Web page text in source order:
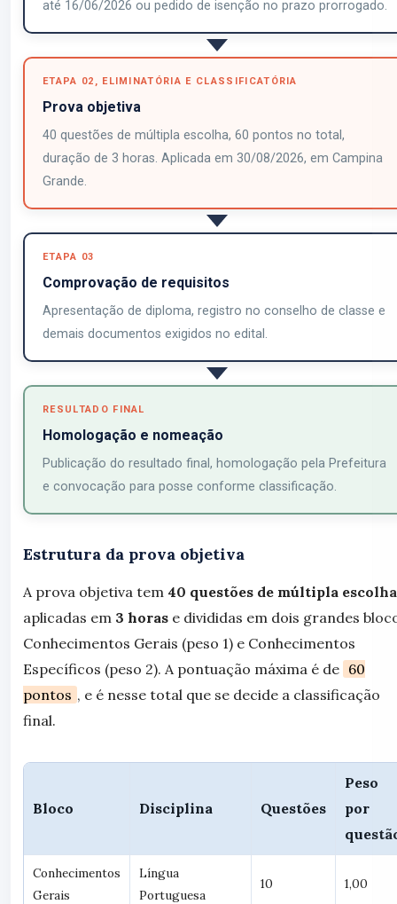
até 16/06/2026 ou pedido de isenção no prazo prorrogado.
ETAPA 02, ELIMINATÓRIA E CLASSIFICATÓRIA
Prova objetiva
40 questões de múltipla escolha, 60 pontos no total,
duração de 3 horas. Aplicada em 30/08/2026, em Campina
Grande.
ETAPA 03
Comprovação de requisitos
Apresentação de diploma, registro no conselho de classe e
demais documentos exigidos no edital.
RESULTADO FINAL
Homologação e nomeação
Publicação do resultado final, homologação pela Prefeitura
e convocação para posse conforme classificação.
Estrutura da prova objetiva
A prova objetiva tem 40 questões de múltipla escolha
aplicadas em 3 horas e divididas em dois grandes
Conhecimentos Gerais (peso 1) e Conhecimentos
Específicos (peso 2). A pontuação máxima é de 60
pontos , e é nesse total que se decide a classificação
final.
Bloco Disciplina Questões
Peso
por
Conhecimentos
Gerais
Língua
Portuguesa
10 1,00